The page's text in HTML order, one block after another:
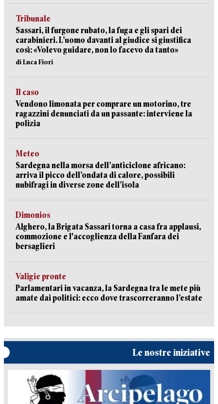
Tribunale
Sassari, il furgone rubato, la fuga e gli spari dei
carabinieri. L’uomo davanti al giudice si giustifica
così: «Volevo guidare, non lo facevo da tanto»
di Luca Fiori
Il caso
Vendono limonata per comprare un motorino, tre
ragazzini denunciati da un passante: interviene la
polizia
Meteo
Sardegna nella morsa dell’anticiclone africano:
arriva il picco dell’ondata di calore, possibili
nubifragi in diverse zone dell’isola
Dimonios
Alghero, la Brigata Sassari torna a casa fra applausi,
commozione e l'accoglienza della Fanfara dei
bersaglieri
Valigie pronte
Parlamentari in vacanza, la Sardegna tra le mete più
amate dai politici: ecco dove trascorreranno l’estate
Le nostre iniziative